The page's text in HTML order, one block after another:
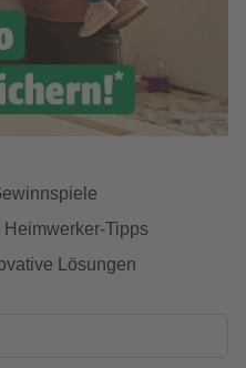
Tipps
Lösungen